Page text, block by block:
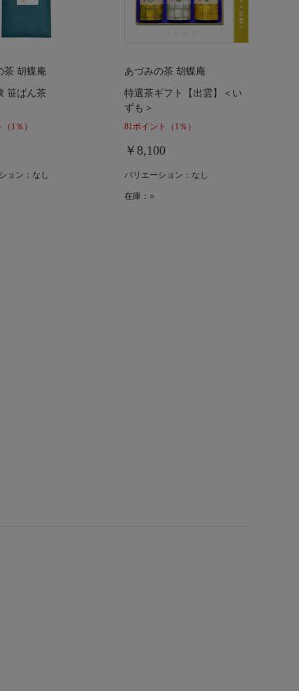
茶 胡蝶庵
笹ばん茶
（1％）
ョン：なし
あづみの茶 胡蝶庵
特選茶ギフト【出雲】＜い
ずも＞
81ポイント （1％）
￥8,100
バリエーション：なし
在庫：○